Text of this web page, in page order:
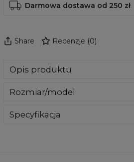
Darmowa dostawa od 250 zł
Share Recenzje (0)
Opis produktu
zupełnie nowego wyglądu.
telefon przed zarysowaniami i
Rozmiar/model
flagowe modele Samsunga,
Specyfikacja